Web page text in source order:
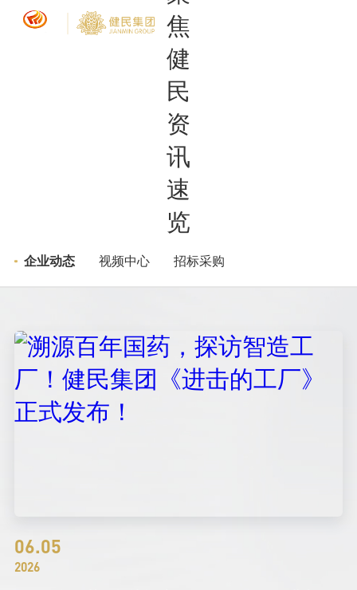
聚焦健民 资讯速览
企业动态 视频中心 招标采购
06.05
2026